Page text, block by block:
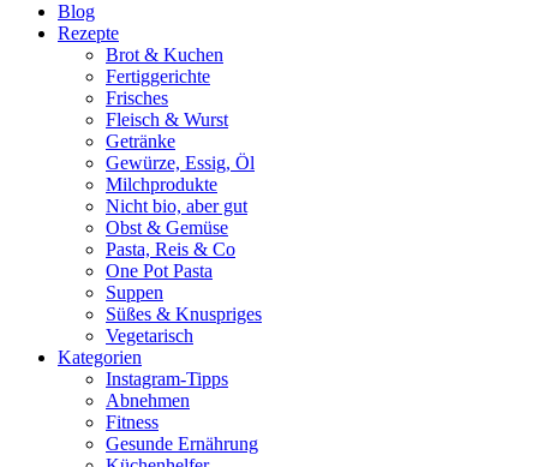
Blog
Rezepte
Brot & Kuchen
Fertiggerichte
Frisches
Fleisch & Wurst
Getränke
Gewürze, Essig, Öl
Milchprodukte
Nicht bio, aber gut
Obst & Gemüse
Pasta, Reis & Co
One Pot Pasta
Suppen
Süßes & Knuspriges
Vegetarisch
Kategorien
Instagram-Tipps
Abnehmen
Fitness
Gesunde Ernährung